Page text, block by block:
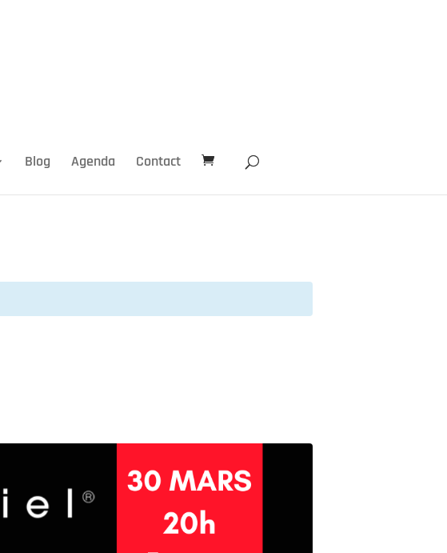
Blog Agenda Contact